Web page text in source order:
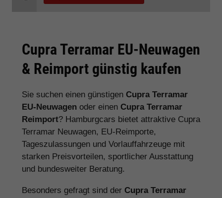
Cupra Terramar EU-Neuwagen
& Reimport günstig kaufen
Sie suchen einen günstigen Cupra Terramar
EU-Neuwagen oder einen Cupra Terramar
Reimport? Hamburgcars bietet attraktive Cupra
Terramar Neuwagen, EU-Reimporte,
Tageszulassungen und Vorlauffahrzeuge mit
starken Preisvorteilen, sportlicher Ausstattung
und bundesweiter Beratung.
Besonders gefragt sind der Cupra Terramar